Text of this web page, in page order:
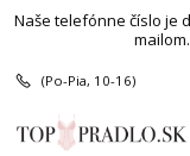
Naše telefónne číslo je
(Po-Pia, 10-16)